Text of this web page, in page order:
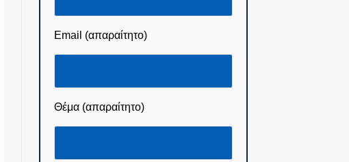
Email (απαραίτητο)
Θέμα (απαραίτητο)